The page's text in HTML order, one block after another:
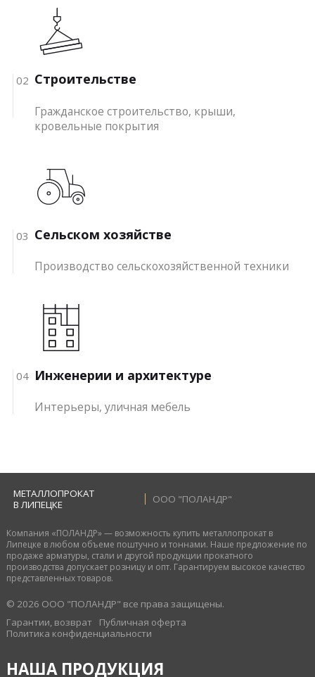
02 Строительстве
Гражданское строительство, крыши,
кровельные покрытия
03 Сельском хозяйстве
Производство сельскохозяйственной техники
04 Инженерии и архитектуре
Интерьеры, уличная мебель
МЕТАЛЛОПРОКАТ
В ЛИПЕЦКЕ
ООО "ПОЛАНДР"
Компания «ПОЛАНДР» — возможность купить металлопрокат в
Липецке в любом объеме поштучно и тоннами. Наше предложение по
продаже арматуры, стали и другой продукции прокатного
производства допускает розницу и опт. Гарантируем высокое качество
представленных товаров.
© 2026 ООО "ПОЛАНДР" все права защищены.
Гарантии, возврат
Публичная оферта
Политика конфиденциальности
НАША ПРОДУКЦИЯ